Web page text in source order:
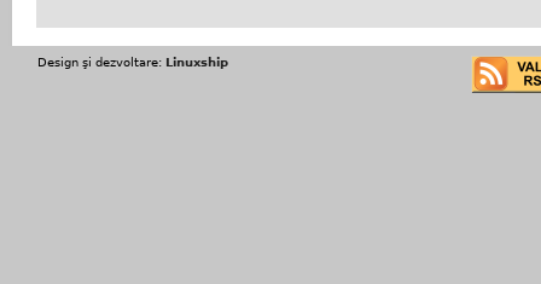
Design şi dezvoltare: Linuxship